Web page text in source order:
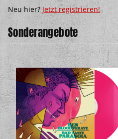
Neu hier? Jetzt registrieren!
Sonderangebote